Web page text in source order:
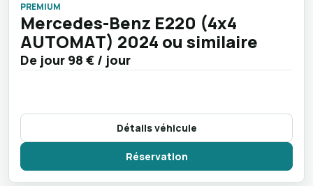
PREMIUM
Mercedes-Benz E220 (4x4
AUTOMAT) 2024 ou similaire
De jour 98 € / jour
Détails véhicule
Réservation